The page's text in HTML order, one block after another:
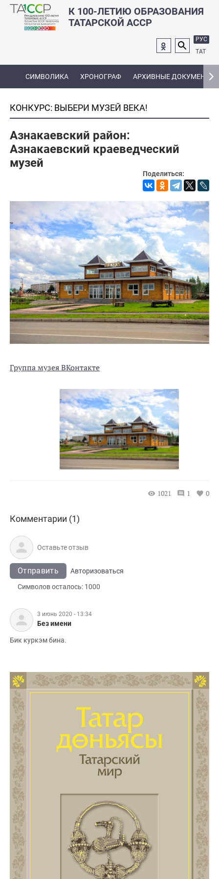
К 100-ЛЕТИЮ ОБРАЗОВАНИЯ
ТАТАРСКОЙ АССР
РУС
ТАТ
СИМВОЛИКА ХРОНОГРАФ АРХИВНЫЕ ДОКУМЕНТЫ
КОНКУРС: ВЫБЕРИ МУЗЕЙ ВЕКА!
Азнакаевский район:
Азнакаевский краеведческий
музей
Поделиться:
Группа музея ВКонтакте
1021 1 0
Комментарии (1)
Отправить
Авторизоваться
Символов осталось: 1000
3 июнь 2020 - 13:34
Без имени
Бик куркэм бина.